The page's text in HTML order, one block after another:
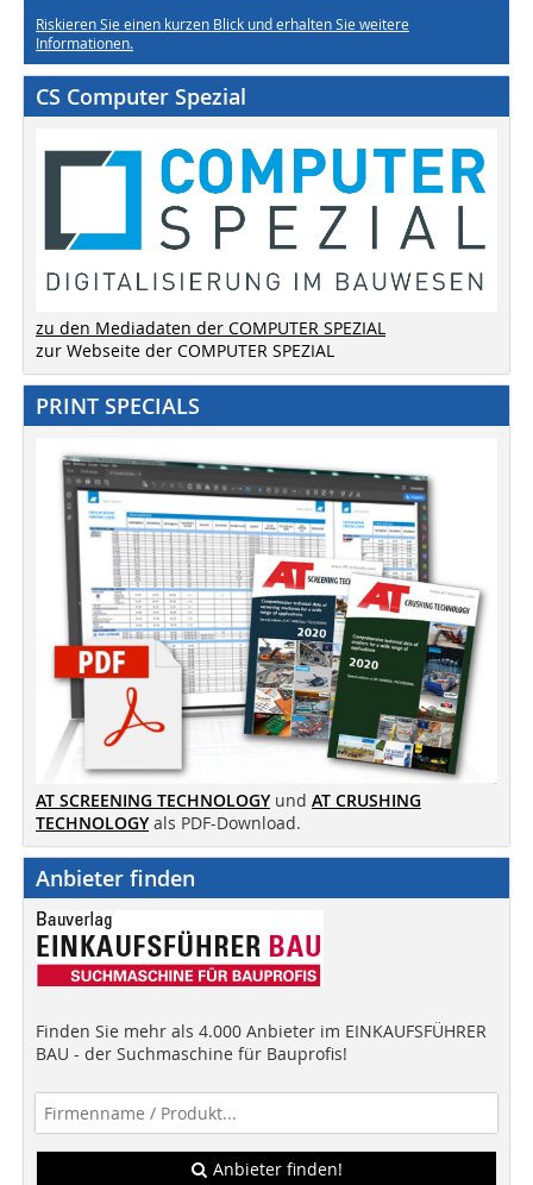
Riskieren Sie einen kurzen Blick und erhalten Sie weitere
Informationen.
CS Computer Spezial
zu den Mediadaten der COMPUTER SPEZIAL
zur Webseite der COMPUTER SPEZIAL
PRINT SPECIALS
AT SCREENING TECHNOLOGY und AT CRUSHING
TECHNOLOGY als PDF-Download.
Anbieter finden
Finden Sie mehr als 4.000 Anbieter im EINKAUFSFÜHRER
BAU - der Suchmaschine für Bauprofis!
Anbieter finden!